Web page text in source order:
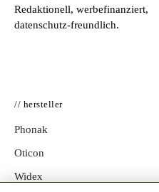
Redaktionell, werbefinanziert,
datenschutz-freundlich.
// hersteller
Phonak
Oticon
Widex